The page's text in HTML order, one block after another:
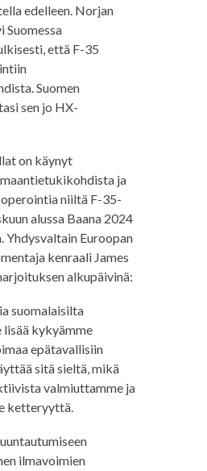
edelleen. Norjan
Suomessa
että F-35
Suomen
sen jo HX-
on käynyt
ja
niiltä F-35-
alussa Baana 2024
Yhdysvaltain Euroopan
kenraali James
alkupäivinä:
suomalaisilta
kykyämme
epätavallisiin
sitä sieltä, mikä
valmiuttamme ja
ketteryyttä.
ilmavoimien